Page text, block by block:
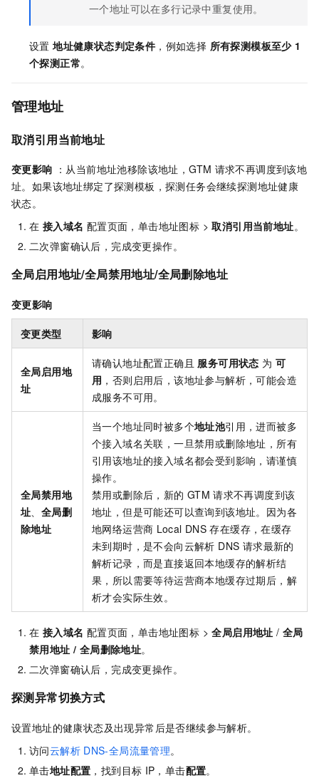
一个地址可以在多行记录中重复使用。
设置地址健康状态判定条件 ，例如选择 所有探测模板至少 1
个探测正常。
管理地址
取消引用当前地址
变更影响 ：从当前地址池移除该地址，GTM 请求不再调度到该地
址。如果该地址绑定了探测模板，探测任务会继续探测地址健康
状态。
在 接入域名 配置页面，单击地址图标 >取消引用当前地址。
二次弹窗确认后，完成变更操作。
全局启用地址/全局禁用地址/全局删除地址
变更影响
变更类型 影响
全局启用地
址
请确认地址配置正确且 服务可用状态 为可
用 ，否则启用后，该地址参与解析，可能会造
成服务不可用。
全局禁用地
址
全局删
除地址
当一个地址同时被多个地址池引用，进而被多
个接入域名关联，一旦禁用或删除地址，所有
引用该地址的接入域名都会受到影响，请谨慎
操作。
禁用或删除后，新的 GTM 请求不再调度到该
地址，但是可能还可以查询到该地址。因为各
地网络运营商 Local DNS 存在缓存，在缓存
未到期时，是不会向云解析 DNS 请求最新的
解析记录，而是直接返回本地缓存的解析结
果，所以需要等待运营商本地缓存过期后，解
析才会实际生效。
在 接入域名 配置页面，单击地址图标 >全局启用地址 /全局
禁用地址 / 全局删除地址。
二次弹窗确认后，完成变更操作。
探测异常切换方式
设置地址的健康状态及出现异常后是否继续参与解析。
访问云解析 DNS-全局流量管理。
单击地址配置 ，找到目标 IP，单击配置。